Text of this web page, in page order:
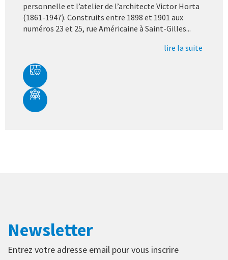
personnelle et l’atelier de l’architecte Victor Horta
(1861-1947). Construits entre 1898 et 1901 aux
numéros 23 et 25, rue Américaine à Saint-Gilles...
lire la suite
Newsletter
Entrez votre adresse email pour vous inscrire